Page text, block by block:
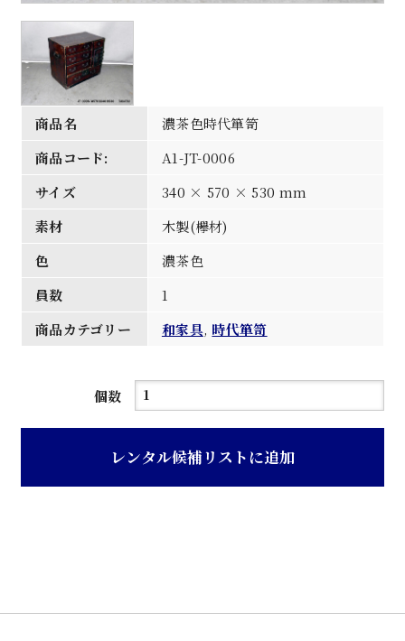
商品名
濃茶色時代箪笥
商品コード:
A1-JT-0006
サイズ
340 × 570 × 530 mm
素材
木製(欅材)
色
濃茶色
員数
1
商品カテゴリー
和家具, 時代箪笥
個数
濃
時
レンタル候補リストに追加